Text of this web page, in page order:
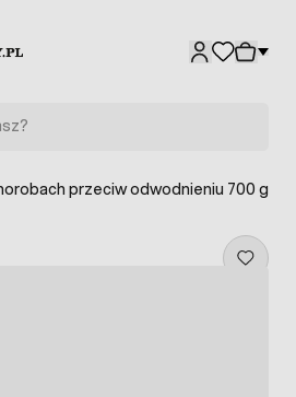
przeciw odwodnieniu 700 g